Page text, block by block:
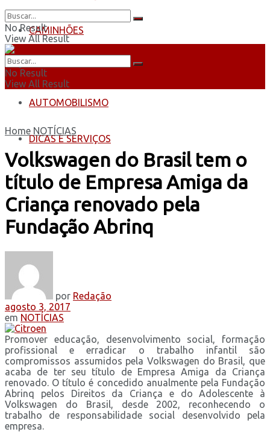
CAMINHÕES
ÔNIBUS
AUTOMOBILISMO
DICAS E SERVIÇOS
No Result
View All Result
No Result
View All Result
Home NOTÍCIAS
Volkswagen do Brasil tem o
título de Empresa Amiga da
Criança renovado pela
Fundação Abrinq
por Redação
agosto 3, 2017
em NOTÍCIAS
Promover educação, desenvolvimento social, formação
profissional e erradicar o trabalho infantil são
compromissos assumidos pela Volkswagen do Brasil, que
acaba de ter seu título de Empresa Amiga da Criança
renovado. O título é concedido anualmente pela Fundação
Abrinq pelos Direitos da Criança e do Adolescente à
Volkswagen do Brasil, desde 2002, reconhecendo o
trabalho de responsabilidade social desenvolvido pela
empresa.